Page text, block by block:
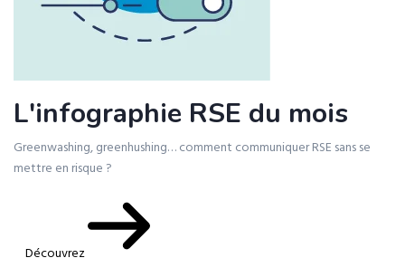
L'infographie RSE du mois
Greenwashing, greenhushing… comment communiquer RSE sans se
mettre en risque ?